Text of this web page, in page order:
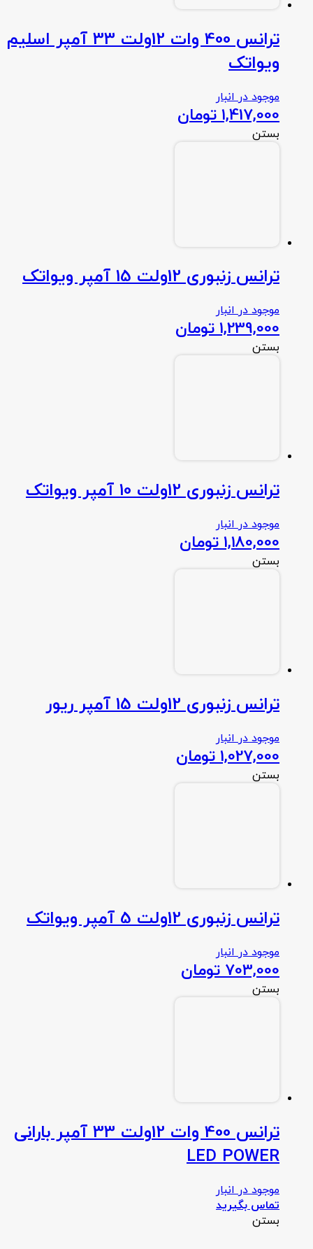
ترانس 400 وات 12ولت 33 آمپر اسلیم
ویواتک
موجود در انبار
1,417,000 تومان
بستن
ترانس زنبوری 12ولت 15 آمپر ویواتک
موجود در انبار
1,239,000 تومان
بستن
ترانس زنبوری 12ولت 10 آمپر ویواتک
موجود در انبار
1,180,000 تومان
بستن
ترانس زنبوری 12ولت 15 آمپر ریور
موجود در انبار
1,027,000 تومان
بستن
ترانس زنبوری 12ولت 5 آمپر ویواتک
موجود در انبار
703,000 تومان
بستن
ترانس 400 وات 12ولت 33 آمپر بارانی
LED POWER
موجود در انبار
تماس بگیرید
بستن